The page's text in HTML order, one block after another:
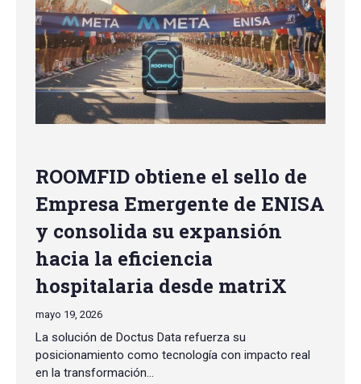
ROOMFID obtiene el sello de
Empresa Emergente de ENISA
y consolida su expansión
hacia la eficiencia
hospitalaria desde matriX
mayo 19, 2026
La solución de Doctus Data refuerza su
posicionamiento como tecnología con impacto real
en la transformación…